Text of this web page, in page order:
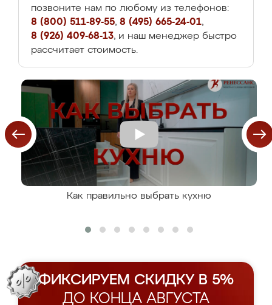
позвоните нам по любому из телефонов:
8 (800) 511-89-55, 8 (495) 665-24-01,
8 (926) 409-68-13, и наш менеджер быстро
рассчитает стоимость.
Как правильно выбрать кухню
ФИКСИРУЕМ СКИДКУ В 5%
ДО КОНЦА АВГУСТА